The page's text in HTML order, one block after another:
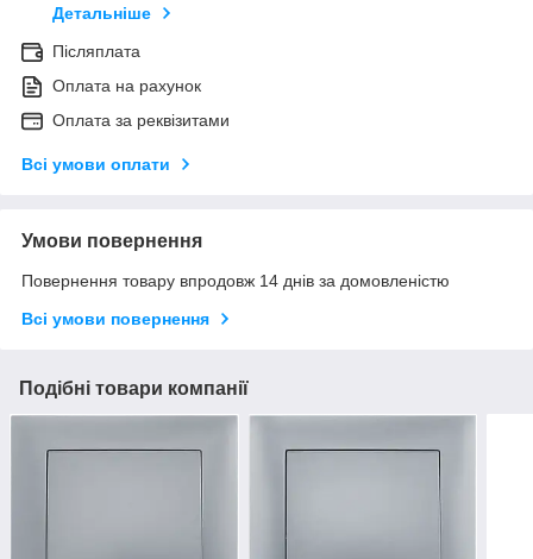
Детальніше
Післяплата
Оплата на рахунок
Оплата за реквізитами
Всі умови оплати
Умови повернення
Повернення товару впродовж 14 днів за домовленістю
Всі умови повернення
Подібні товари компанії